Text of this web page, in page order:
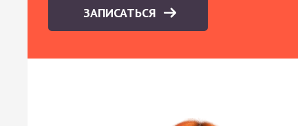
ЗАПИСАТЬСЯ